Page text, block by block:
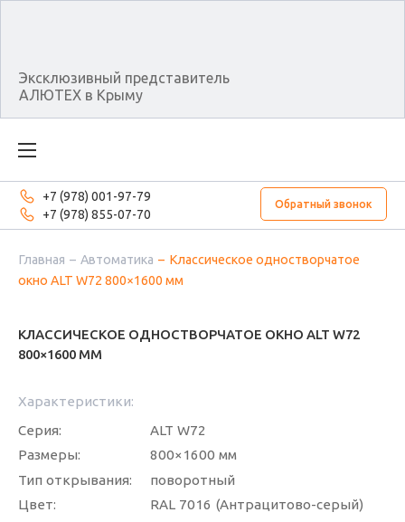
Эксклюзивный представитель
АЛЮТЕХ в Крыму
+7 (978) 001-97-79
+7 (978) 855-07-70
Обратный звонок
Главная Автоматика
Классическое одностворчатое
окно ALT W72 800×1600 мм
КЛАССИЧЕСКОЕ ОДНОСТВОРЧАТОЕ ОКНО ALT W72
800×1600 ММ
Характеристики:
Серия:
ALT W72
Размеры:
800×1600 мм
Тип открывания:
поворотный
Цвет:
RAL 7016 (Антрацитово-серый)